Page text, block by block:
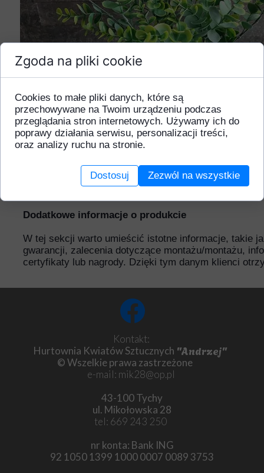
Dodatkowe informacje o produkcie
W tej sekcji warto umieścić istotne informacje, takie
gwarancji, zalecenia dotyczące montażu/montażu,
certyfikaty lub nagrody. Dzięki tym danym klienci
Kontakt:
Hurtownia Kwiatów Sztucznych "Andrzej"
© Wszelkie prawa zastrzeżone
e-mail: mik28@op.pl
43-100 Tychy
ul. Mikołowska 28
tel: 669 243 250
nr konta: Bank ING
92 1050 1399 1000 0007 0089 3753
Zgoda na pliki cookie
Cookies to małe pliki danych, które są
przechowywane na Twoim urządzeniu podczas
przeglądania stron internetowych. Używamy ich do
poprawy działania serwisu, personalizacji treści,
oraz analizy ruchu na stronie.
Dostosuj Zezwól na wszystkie